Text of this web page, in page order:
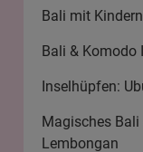
Bali mit Kindern
Bali & Komodo
Inselhüpfen:
Magisches
Lembongan